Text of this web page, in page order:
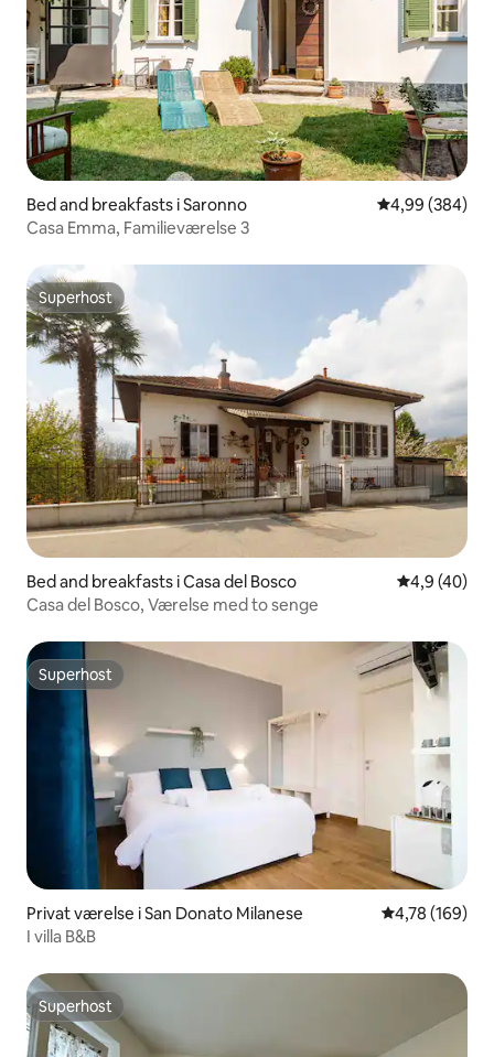
Bed and breakfasts i Saronno 4,99 ud af 5 i
4,99 (384)
Casa Emma, Familieværelse 3
Superhost
Superhost
Bed and breakfasts i Casa del Bosco 4,9 ud af 5 i
4,9 (40)
Casa del Bosco, Værelse med to senge
Superhost
Superhost
Privat værelse i San Donato Milanese 4,78 ud af 5 i
4,78 (169)
I villa B&B
Superhost
Superhost